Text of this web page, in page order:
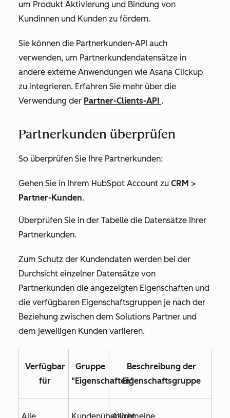
um Produkt Aktivierung und Bindung von
Kundinnen und Kunden zu fördern.
Sie können die Partnerkunden-API auch
verwenden, um Partnerkundendatensätze in
andere externe Anwendungen wie Asana Clickup
zu integrieren. Erfahren Sie mehr über die
Verwendung der Partner-Clients-API .
Partnerkunden überprüfen
So überprüfen Sie Ihre Partnerkunden:
Gehen Sie in Ihrem HubSpot Account zu CRM >
Partner-Kunden.
Überprüfen Sie in der Tabelle die Datensätze Ihrer
Partnerkunden.
Zum Schutz der Kundendaten werden bei der
Durchsicht einzelner Datensätze von
Partnerkunden die angezeigten Eigenschaften und
die verfügbaren Eigenschaftsgruppen je nach der
Beziehung zwischen dem Solutions Partner und
dem jeweiligen Kunden variieren.
Verfügbar
für
Gruppe
"Eigenschaften"
Beschreibung der
Eigenschaftsgruppe